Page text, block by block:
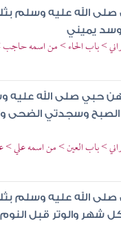
الله عليه وسلم
يميني
> باب الحاء > من اسمه
حبي صلى الله عليه
وسجدتي الضحى
> باب العين > من اسمه علي
صلى الله عليه وسلم
كل شهر والوتر قبل